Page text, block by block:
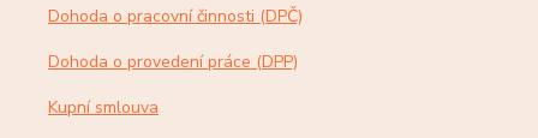
Dohoda o pracovní činnosti (DPČ)
Dohoda o provedení práce (DPP)
Kupní smlouva